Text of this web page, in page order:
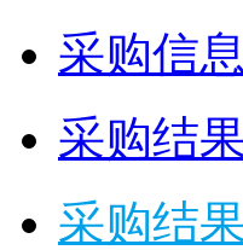
采购信
采购结
采购结